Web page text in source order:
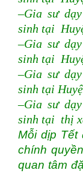
–Gia sư
sinh tại
–Gia sư
sinh tại
–Gia sư
sinh tại
–Gia sư
sinh tại thị
Mỗi dịp Tết
chính
quan tâm